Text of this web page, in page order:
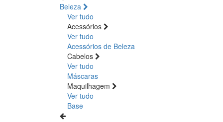
Beleza
Ver tudo
Acessórios
Ver tudo
Acessórios de Beleza
Cabelos
Ver tudo
Máscaras
Maquilhagem
Ver tudo
Base